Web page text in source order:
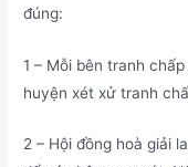
đúng:
1 – Mỗi bên tranh
huyện xét xử tranh
2 – Hội đồng hoà giải